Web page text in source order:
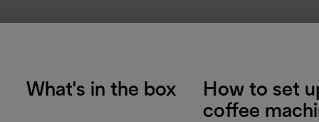
What's in the box
How to set
coffee